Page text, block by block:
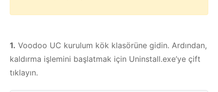
1. Voodoo UC kurulum kök klasörüne gidin. Ardından,
kaldırma işlemini başlatmak için Uninstall.exe’ye çift
tıklayın.